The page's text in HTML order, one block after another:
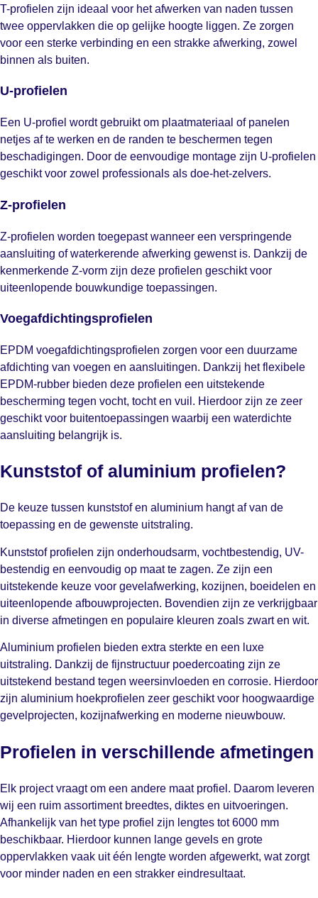
T-profielen zijn ideaal voor het afwerken van naden tussen
twee oppervlakken die op gelijke hoogte liggen. Ze zorgen
voor een sterke verbinding en een strakke afwerking, zowel
binnen als buiten.
U-profielen
Een U-profiel wordt gebruikt om plaatmateriaal of panelen
netjes af te werken en de randen te beschermen tegen
beschadigingen. Door de eenvoudige montage zijn U-profielen
geschikt voor zowel professionals als doe-het-zelvers.
Z-profielen
Z-profielen worden toegepast wanneer een verspringende
aansluiting of waterkerende afwerking gewenst is. Dankzij de
kenmerkende Z-vorm zijn deze profielen geschikt voor
uiteenlopende bouwkundige toepassingen.
Voegafdichtingsprofielen
EPDM voegafdichtingsprofielen zorgen voor een duurzame
afdichting van voegen en aansluitingen. Dankzij het flexibele
EPDM-rubber bieden deze profielen een uitstekende
bescherming tegen vocht, tocht en vuil. Hierdoor zijn ze zeer
geschikt voor buitentoepassingen waarbij een waterdichte
aansluiting belangrijk is.
Kunststof of aluminium profielen?
De keuze tussen kunststof en aluminium hangt af van de
toepassing en de gewenste uitstraling.
Kunststof profielen zijn onderhoudsarm, vochtbestendig, UV-
bestendig en eenvoudig op maat te zagen. Ze zijn een
uitstekende keuze voor gevelafwerking, kozijnen, boeidelen en
uiteenlopende afbouwprojecten. Bovendien zijn ze verkrijgbaar
in diverse afmetingen en populaire kleuren zoals zwart en wit.
Aluminium profielen bieden extra sterkte en een luxe
uitstraling. Dankzij de fijnstructuur poedercoating zijn ze
uitstekend bestand tegen weersinvloeden en corrosie. Hierdoor
zijn aluminium hoekprofielen zeer geschikt voor hoogwaardige
gevelprojecten, kozijnafwerking en moderne nieuwbouw.
Profielen in verschillende afmetingen
Elk project vraagt om een andere maat profiel. Daarom leveren
wij een ruim assortiment breedtes, diktes en uitvoeringen.
Afhankelijk van het type profiel zijn lengtes tot 6000 mm
beschikbaar. Hierdoor kunnen lange gevels en grote
oppervlakken vaak uit één lengte worden afgewerkt, wat zorgt
voor minder naden en een strakker eindresultaat.